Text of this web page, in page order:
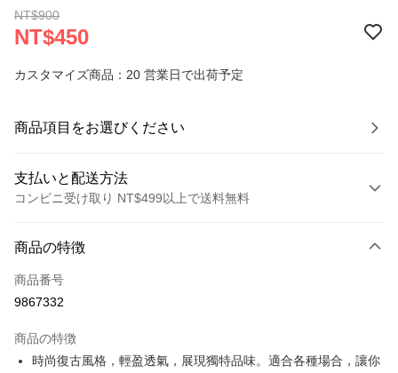
NT$900
NT$450
カスタマイズ商品：20 営業日で出荷予定
商品項目をお選びください
支払いと配送方法
コンビニ受け取り NT$499以上で送料無料
クレジットカード1回払い
コンビニ店頭代金引換
Apple Pay
商品の特徴
商品番号
9867332
商品の特徴
時尚復古風格，輕盈透氣，展現獨特品味。適合各種場合，讓你